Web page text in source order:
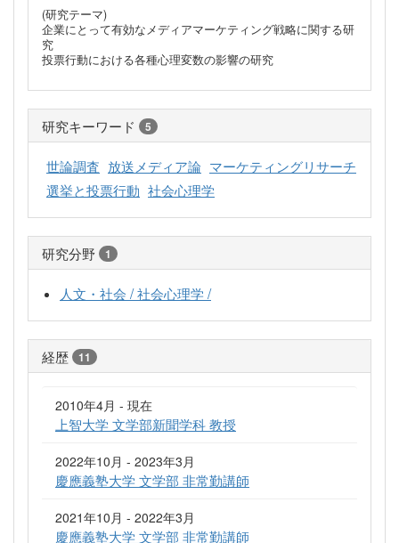
(研究テーマ)
企業にとって有効なメディアマーケティング戦略に関する研
究
投票行動における各種心理変数の影響の研究
研究キーワード 5
世論調査 放送メディア論 マーケティングリサーチ
選挙と投票行動 社会心理学
研究分野 1
人文・社会 / 社会心理学 /
経歴 11
2010年4月 - 現在
上智大学 文学部新聞学科 教授
2022年10月 - 2023年3月
慶應義塾大学 文学部 非常勤講師
2021年10月 - 2022年3月
慶應義塾大学 文学部 非常勤講師